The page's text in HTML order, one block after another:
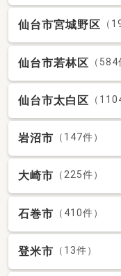
仙台市宮城野区 （
仙台市若林区 （584
仙台市太白区 （
岩沼市 （147件）
大崎市 （225件）
石巻市 （410件）
登米市 （13件）